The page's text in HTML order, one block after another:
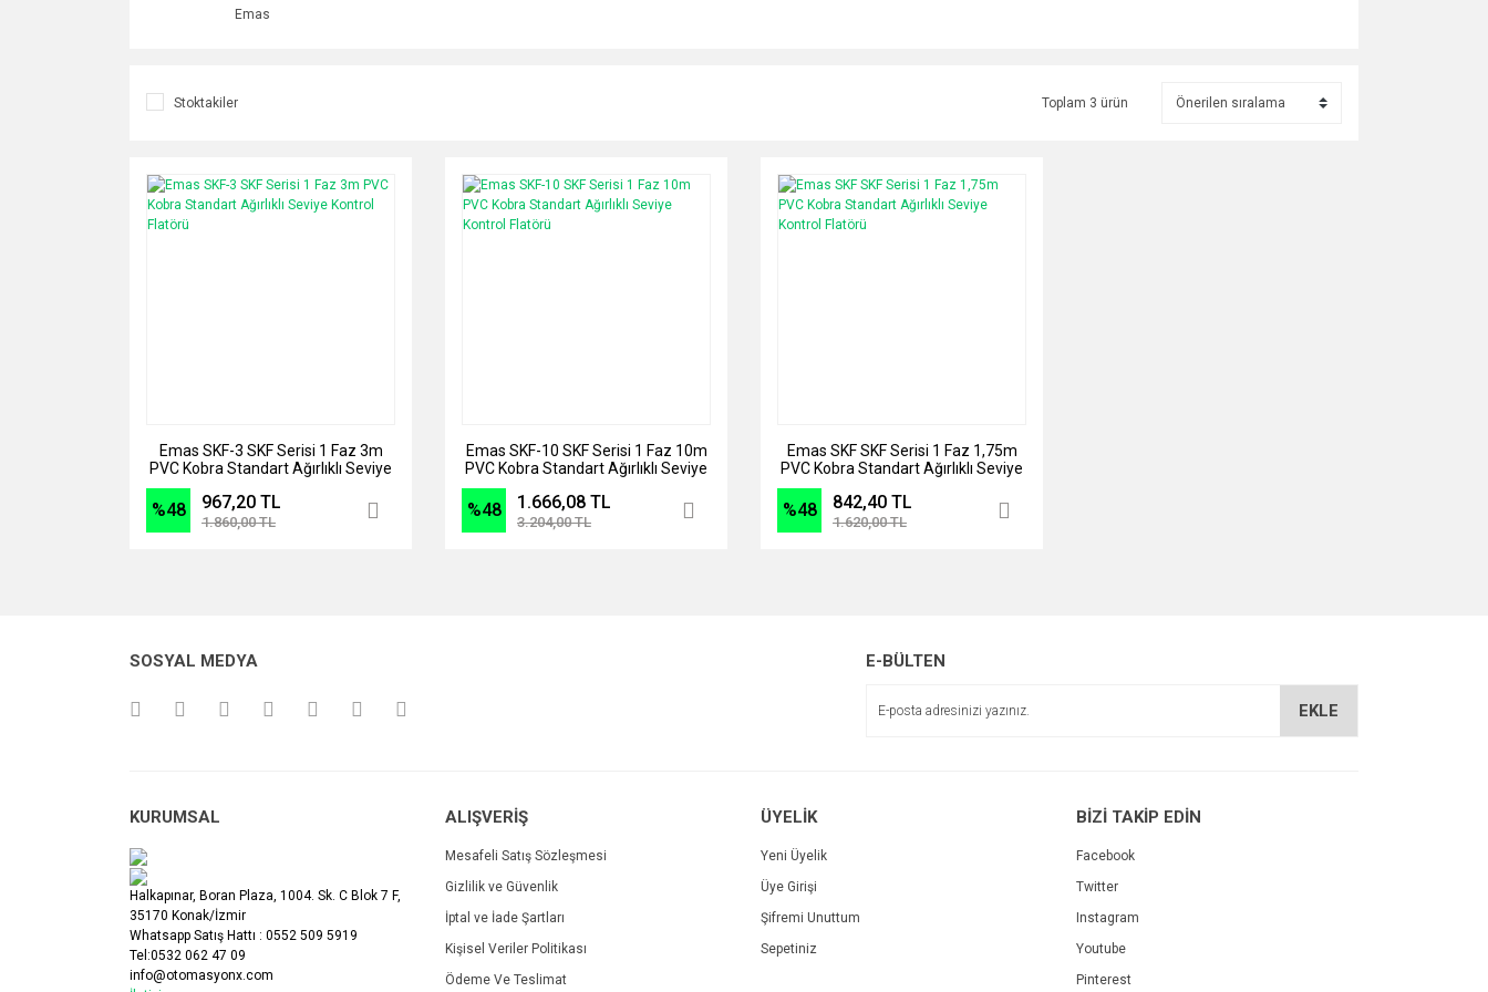
Emas
Stoktakiler Toplam 3 ürün
Emas SKF-3 SKF Serisi 1 Faz 3m
PVC Kobra Standart Ağırlıklı Seviye
%48 967,20 TL
1.860,00 TL
Emas SKF-10 SKF Serisi 1 Faz 10m
PVC Kobra Standart Ağırlıklı Seviye
%48 1.666,08 TL
3.204,00 TL
Emas SKF SKF Serisi 1 Faz 1,75m
PVC Kobra Standart Ağırlıklı Seviye
%48 842,40 TL
1.620,00 TL
SOSYAL MEDYA E-BÜLTEN
EKLE
KURUMSAL
Halkapınar, Boran Plaza, 1004. Sk. C Blok 7 F,
35170 Konak/İzmir
Whatsapp Satış Hattı : 0552 509 5919
Tel:0532 062 47 09
info@otomasyonx.com
ALIŞVERİŞ
Mesafeli Satış Sözleşmesi
Gizlilik ve Güvenlik
İptal ve İade Şartları
Kişisel Veriler Politikası
Ödeme Ve Teslimat
ÜYELİK
Yeni Üyelik
Üye Girişi
Şifremi Unuttum
Sepetiniz
BİZİ TAKİP EDİN
Facebook
Twitter
Instagram
Youtube
Pinterest